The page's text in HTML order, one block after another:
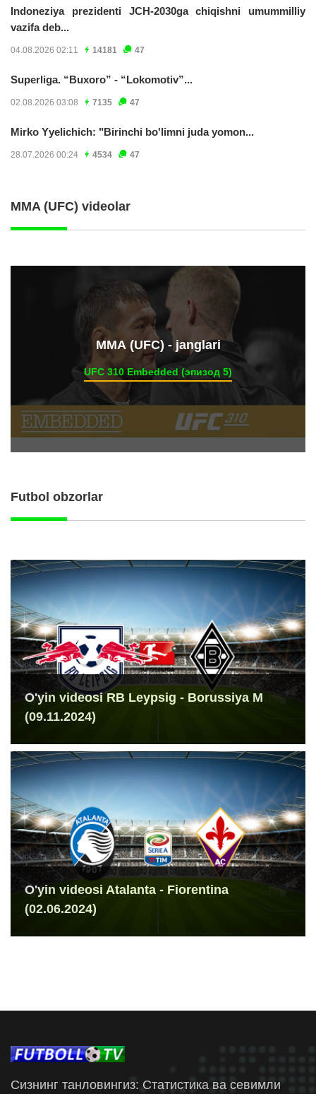
Indoneziya prezidenti JCH-2030ga chiqishni umummilliy
vazifa deb...
04.08.2026 02:11 14181 47
Superliga. “Buxoro” - “Lokomotiv”...
02.08.2026 03:08 7135 47
Mirko Yyelichich: "Birinchi bo'limni juda yomon...
28.07.2026 00:24 4534 47
MMA (UFC) videolar
ММА (UFC) - janglari
UFC 310 Embedded (эпизод 5)
Futbol obzorlar
O'yin videosi RB Leypsig - Borussiya M
(09.11.2024)
O'yin videosi Atalanta - Fiorentina
(02.06.2024)
Сизнинг танловингиз: Статистика ва севимли